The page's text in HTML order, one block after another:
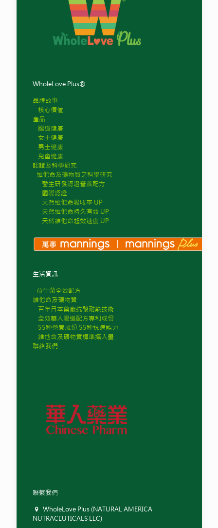
WholeLove Plus®
品牌故事
核心價值
產品
腸道健康
女士健康
男士健康
兒童健康
認證及科學研究
維他命及礦物質之科學研究
醫生研發認證營養配方
國際認證
天然維他命吸收率 UP
天然維他命持久有效 UP
天然維他命起效速度 UP
生活資訊
益生菌全效配方
維他命及礦物質
百年日本藥廠抗酸耐熱技術
全效華人腸道配方專利成份
55種營養成份 55種抗病能力
維他命及礦物質標準攝入量
聯絡我們
聯繫我們
WholeLove Plus (NATURAL AMERICA
NUTRACEUTICALS LLC)